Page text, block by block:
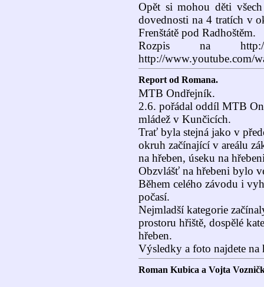
Opět si mohou děti
dovednosti na 4 tratích v
Frenštátě pod Radhoštěm.
Rozpis na
http://www.youtube.com/
Report od Romana.
MTB Ondřejník.
2.6. pořádal oddíl MTB
mládež v Kunčicích.
Trať byla stejná jako v
okruh začínající v areálu
na hřeben, úseku na
Obzvlášť na hřebeni bylo
Během celého závodu i
počasí.
Nejmladší kategorie
prostoru hřiště, dospělé
hřeben.
Výsledky a foto najdete
Roman Kubica a Vojta